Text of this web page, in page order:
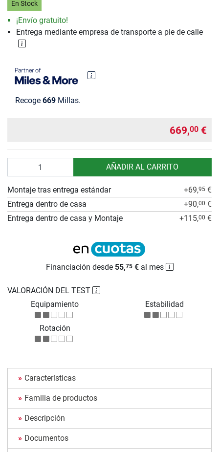
En Stock
¡Envío gratuito!
Entrega mediante empresa de transporte a pie de calle
Recoge 669 Millas.
669,00 €
AÑADIR AL CARRITO
VALORACIÓN DEL TEST
Equipamiento
Estabilidad
Rotación
Montaje tras entrega estándar +69,95 €
Entrega dentro de casa
+90,00 €
Entrega dentro de casa y Montaje
+115,00 €
Financiación desde 55,75€al mes
Características
Familia de productos
Descripción
Documentos